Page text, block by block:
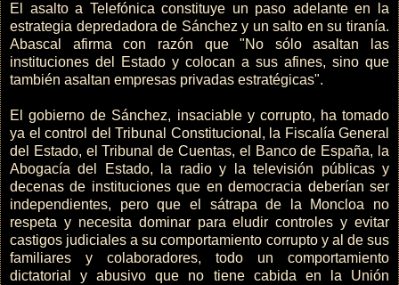
El asalto a Telefónica constituye un paso adelante en la
estrategia depredadora de Sánchez y un salto en su tiranía.
Abascal afirma con razón que "No sólo asaltan las
instituciones del Estado y colocan a sus afines, sino que
también asaltan empresas privadas estratégicas".
El gobierno de Sánchez, insaciable y corrupto, ha tomado
ya el control del Tribunal Constitucional, la Fiscalía General
del Estado, el Tribunal de Cuentas, el Banco de España, la
Abogacía del Estado, la radio y la televisión públicas y
decenas de instituciones que en democracia deberían ser
independientes, pero que el sátrapa de la Moncloa no
respeta y necesita dominar para eludir controles y evitar
castigos judiciales a su comportamiento corrupto y al de sus
familiares y colaboradores, todo un comportamiento
dictatorial y abusivo que no tiene cabida en la Unión